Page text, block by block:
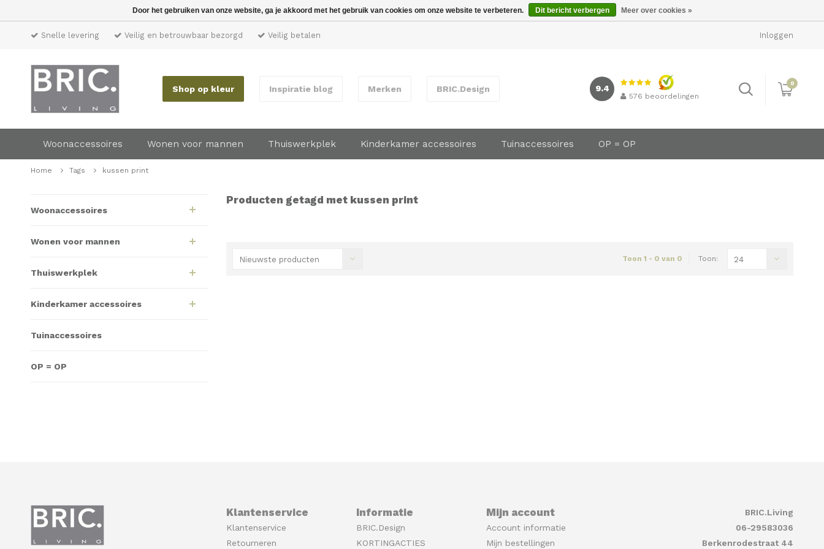
Snelle levering Veilig en betrouwbaar bezorgd Veilig betalen Inloggen
Shop op kleur Inspiratie blog Merken BRIC.Design 9.4
576 beoordelingen
0
Woonaccessoires Wonen voor mannen Thuiswerkplek Kinderkamer accessoires Tuinaccessoires OP = OP
Home Tags kussen print
Woonaccessoires
Wonen voor mannen
Thuiswerkplek
Kinderkamer accessoires
Tuinaccessoires
OP = OP
Producten getagd met kussen print
Nieuwste producten Toon 1 - 0 van 0 Toon: 24
Klantenservice
Klantenservice
Retourneren
Informatie
BRIC.Design
KORTINGACTIES
Mijn account
Account informatie
Mijn bestellingen
BRIC.Living
06-29583036
Berkenrodestraat 44
Door het gebruiken van onze website, ga je akkoord met het gebruik van cookies om onze website te verbeteren. Dit bericht verbergen Meer over cookies »